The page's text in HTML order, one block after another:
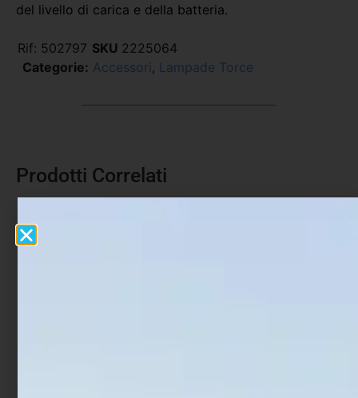
del livello di carica e della batteria.
Rif: 502797 SKU 2225064
Categorie: Accessori , Lampade Torce
Prodotti Correlati